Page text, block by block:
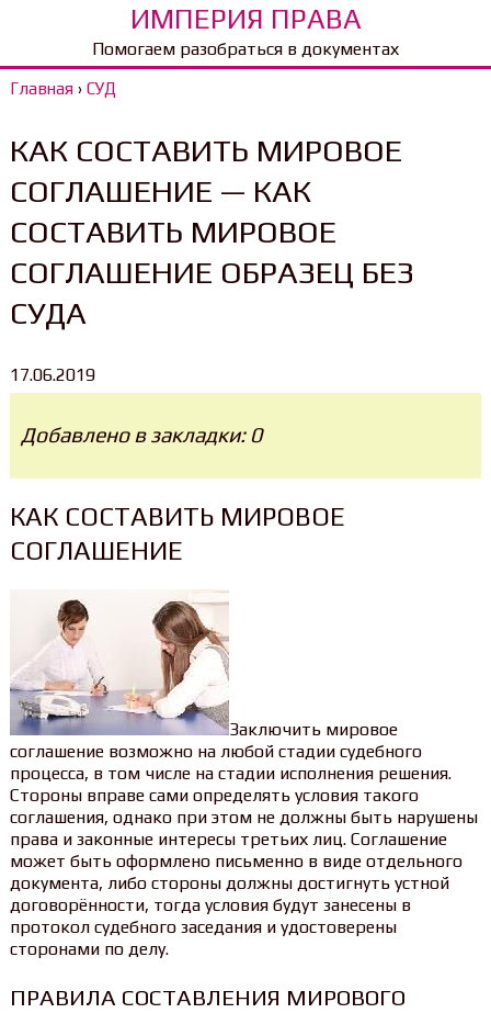
ИМПЕРИЯ ПРАВА
Помогаем разобраться в документах
Главная› СУД
КАК СОСТАВИТЬ МИРОВОЕ
СОГЛАШЕНИЕ — КАК
СОСТАВИТЬ МИРОВОЕ
СОГЛАШЕНИЕ ОБРАЗЕЦ БЕЗ
СУДА
17.06.2019
Добавлено в закладки: 0
КАК СОСТАВИТЬ МИРОВОЕ
СОГЛАШЕНИЕ
Заключить мировое
соглашение возможно на любой стадии судебного
процесса, в том числе на стадии исполнения решения.
Стороны вправе сами определять условия такого
соглашения, однако при этом не должны быть нарушены
права и законные интересы третьих лиц. Соглашение
может быть оформлено письменно в виде отдельного
документа, либо стороны должны достигнуть устной
договорённости, тогда условия будут занесены в
протокол судебного заседания и удостоверены
сторонами по делу.
ПРАВИЛА СОСТАВЛЕНИЯ МИРОВОГО